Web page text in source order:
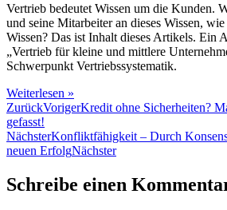
Vertrieb bedeutet Wissen um die Kunden.
und seine Mitarbeiter an dieses Wissen, wie
Wissen? Das ist Inhalt dieses Artikels. Ein
„Vertrieb für kleine und mittlere
Schwerpunkt Vertriebssystematik.
Weiterlesen »
ZurückVorigerKredit ohne Sicherheiten?
gefasst!
NächsterKonfliktfähigkeit – Durch
neuen ErfolgNächster
Schreibe einen